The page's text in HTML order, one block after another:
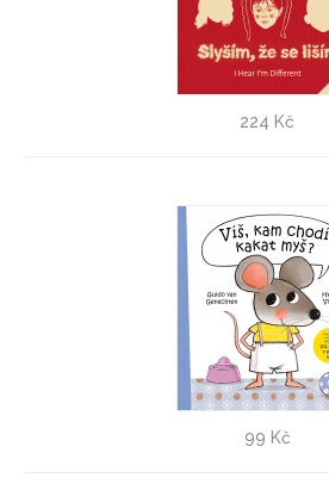
Slyším, že se liším
224 Kč
Víš, kam chodí kakat myš? -
99 Kč